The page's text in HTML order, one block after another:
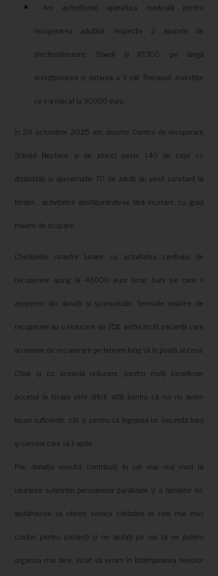
Am achiziționat aparatura medicală pentru
recuperarea adulților, respectiv 2 aparate de
electrostimulare: Stiwell și RT300, pe lângă
achiziționarea și dotarea a 3 săli Therasuit, investiție
ce s-a ridicat la 90000 euro.
În 28 octombrie 2025 am deschis Centrul de recuperare
Sfântul Nectarie și de atunci peste 140 de copii cu
dizabilități și aproximativ 70 de adulți au venit constant la
terapii , activitatea desfășurându-se fără încetare, cu grad
maxim de ocupare.
Cheltuielile noastre lunare cu activitatea centrului de
recuperare ajung la 48000 euro lunar, bani pe care îi
acoperim din donații și sponsorizări. Serviciile noastre de
recuperare au o reducere de 75%, astfel încât pacienții care
au nevoie de recuperare pe termen lung să le poată accesa.
Chiar și cu această reducere, pentru mulți beneficiari
accesul la terapii este dificil, atât pentru că noi nu avem
locuri suficiente, cât și pentru că îngrijirea lor necesită bani
și oameni care să îi ajute.
Prin donația voastră contribuiți în cel mai real mod la
ușurarea suferinței persoanelor paralizate și a familiilor lor,
ajutându-ne să oferim servicii calitative la cele mai mici
costuri pentru pacienți și ne ajutați pe noi să ne putem
organiza mai bine, încât să venim în întâmpinarea nevoilor